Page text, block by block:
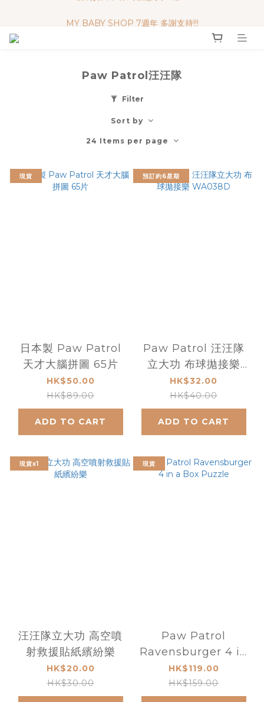
Paw Patrol汪汪隊
Filter
Sort by
24 Items per page
現貨
日本製 Paw Patrol
天才大腦拼圖 65片
HK$50.00
HK$89.00
ADD TO CART
預訂約6星期
Paw Patrol 汪汪隊
立大功 布球拋接樂
WA038D
HK$32.00
HK$40.00
ADD TO CART
現貨x1
汪汪隊立大功 高空噴
射救援貼紙繽紛樂
HK$20.00
HK$30.00
現貨
Paw Patrol
Ravensburger 4 in
a Box Puzzle
HK$119.00
HK$159.00